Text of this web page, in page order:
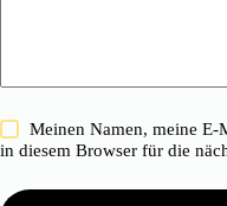
Meinen Namen, meine E-
in diesem Browser für die